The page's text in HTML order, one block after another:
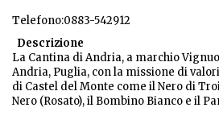
Telefono:0883-542912
Descrizione
La Cantina di Andria, a marchio
Andria, Puglia, con la missione di
di Castel del Monte come il Nero di
Nero (Rosato), il Bombino Bianco e il